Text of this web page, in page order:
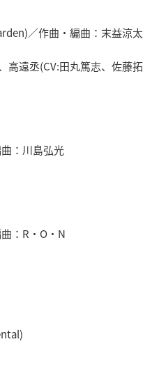
／作曲・編曲：末益涼太
高遠丞(CV:田丸篤志、佐藤拓
：川島弘光
：R・O・N